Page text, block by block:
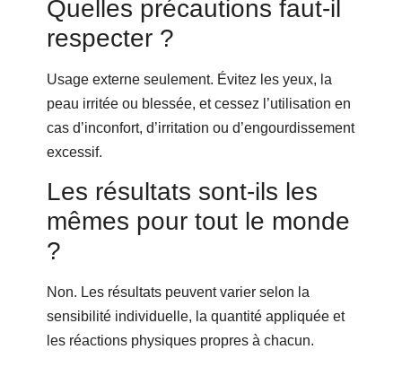
Quelles précautions faut-il
respecter ?
Usage externe seulement. Évitez les yeux, la
peau irritée ou blessée, et cessez l’utilisation en
cas d’inconfort, d’irritation ou d’engourdissement
excessif.
Les résultats sont-ils les
mêmes pour tout le monde
?
Non. Les résultats peuvent varier selon la
sensibilité individuelle, la quantité appliquée et
les réactions physiques propres à chacun.